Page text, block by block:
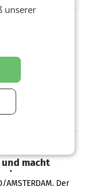
im
Post AG hat im
Konzernumsatz
gegenüber dem
und macht
AMSTERDAM. Der
unserer